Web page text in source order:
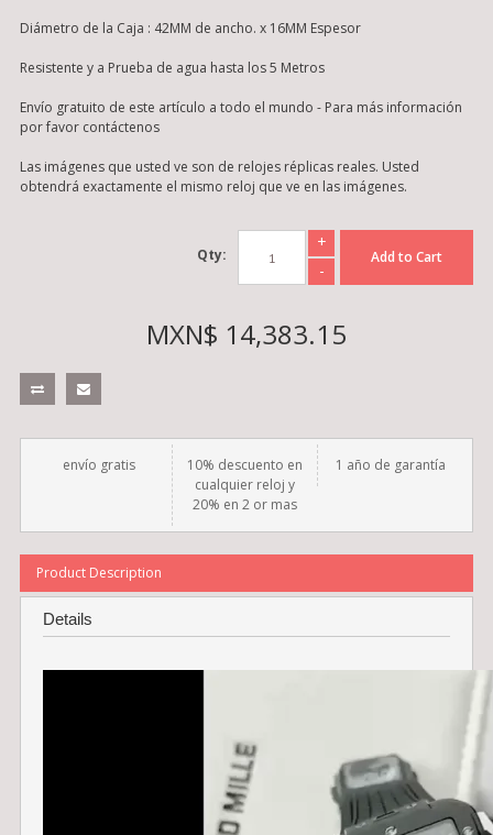
Diámetro de la Caja : 42MM de ancho. x 16MM Espesor
Resistente y a Prueba de agua hasta los 5 Metros
Envío gratuito de este artículo a todo el mundo - Para más información
por favor contáctenos
Las imágenes que usted ve son de relojes réplicas reales. Usted
obtendrá exactamente el mismo reloj que ve en las imágenes.
Qty:
+
-
Add to Cart
MXN$ 14,383.15
envío gratis
10% descuento en
cualquier reloj y
20% en 2 or mas
1 año de garantía
Product Description
Details